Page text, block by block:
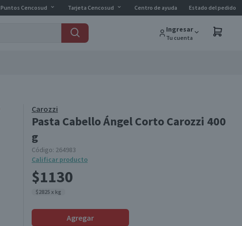
Puntos Cencosud Tarjeta Cencosud Centro de ayuda Estado del pedido
Ingresar
Tu cuenta
Carozzi
Pasta Cabello Ángel Corto Carozzi 400
g
Código: 264983
Calificar producto
$1130
$2825 x kg
Agregar